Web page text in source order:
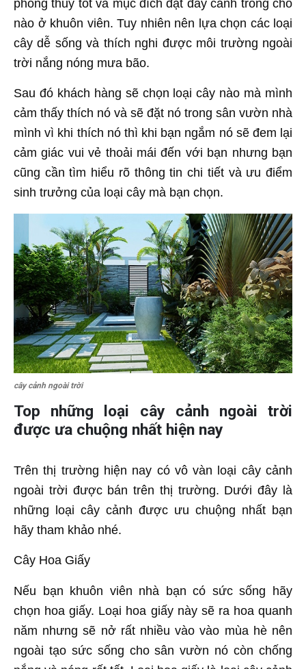
phong thuỷ tốt và mục đích đặt đây cảnh trong chỗ
nào ở khuôn viên. Tuy nhiên nên lựa chọn các loại
cây dễ sống và thích nghi được môi trường ngoài
trời nắng nóng mưa bão.
Sau đó khách hàng sẽ chọn loại cây nào mà mình
cảm thấy thích nó và sẽ đặt nó trong sân vườn nhà
mình vì khi thích nó thì khi bạn ngắm nó sẽ đem lại
cảm giác vui vẻ thoải mái đến với bạn nhưng bạn
cũng cần tìm hiểu rõ thông tin chi tiết và ưu điểm
sinh trưởng của loại cây mà bạn chọn.
cây cảnh ngoài trời
Top những loại cây cảnh ngoài trời
được ưa chuộng nhất hiện nay
Trên thị trường hiện nay có vô vàn loại cây cảnh
ngoài trời được bán trên thị trường. Dưới đây là
những loại cây cảnh được ưu chuộng nhất bạn
hãy tham khảo nhé.
Cây Hoa Giấy
Nếu bạn khuôn viên nhà bạn có sức sống hãy
chọn hoa giấy. Loại hoa giấy này sẽ ra hoa quanh
năm nhưng sẽ nở rất nhiều vào vào mùa hè nên
ngoài tạo sức sống cho sân vườn nó còn chống